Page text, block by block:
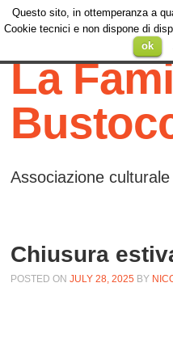
Menu
SKIP TO
La
Associazione
Chiusura
POSTED ONJULY 28, 2025 BY
Questo sito, in ottemperanza a
Cookie tecnici e non dispone di
ok